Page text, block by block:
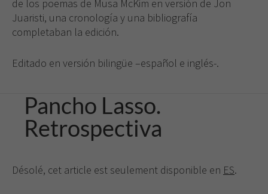
de los poemas de Musa McKim en versión de Jon
Juaristi, una cronología y una bibliografía
completaban la edición.
Editado en versión bilingüe –español e inglés-.
Pancho Lasso.
Retrospectiva
Désolé, cet article est seulement disponible en ES.